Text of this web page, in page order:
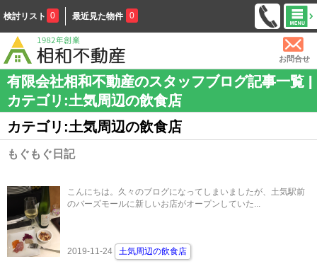
検討リスト 0 最近見た物件 0
お問合せ
有限会社相和不動産のスタッフブログ記事一覧 |
カテゴリ:土気周辺の飲食店
カテゴリ:土気周辺の飲食店
もぐもぐ日記
こんにちは。久々のブログになってしまいましたが、土気駅前
のバーズモールに新しいお店がオープンしていた...
2019-11-24 土気周辺の飲食店